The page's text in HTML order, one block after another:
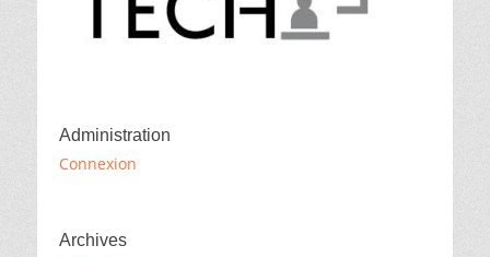
Administration
Connexion
Archives